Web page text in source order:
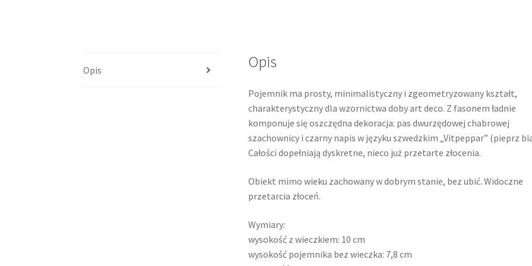
Opis Opis
Pojemnik ma prosty, minimalistyczny i zgeometryzowany kształt,
charakterystyczny dla wzornictwa doby art deco. Z fasonem ładnie
komponuje się oszczędna dekoracja: pas dwurzędowej chabrowej
szachownicy i czarny napis w języku szwedzkim „Vitpeppar” (pieprz
Całości dopełniają dyskretne, nieco już przetarte złocenia.
Obiekt mimo wieku zachowany w dobrym stanie, bez ubić. Widoczne
przetarcia złoceń.
Wymiary:
wysokość z wieczkiem: 10 cm
wysokość pojemnika bez wieczka: 7,8 cm